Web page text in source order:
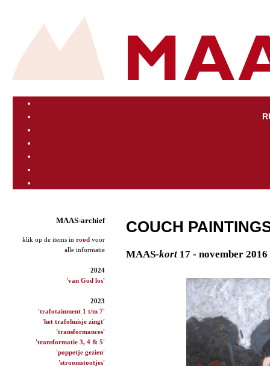
MAAS-archief
klik op de items in rood voor
alle informatie
2024
'van God los'
2023
'trafotainment 1 t/m 7'
'het trafohuisje zingt'
'transformances'
'transformatie 3, 4 & 5'
'poppetje gezien'
'stroomstootjes'
COUCH
MAAS-kort 17 - november 2016